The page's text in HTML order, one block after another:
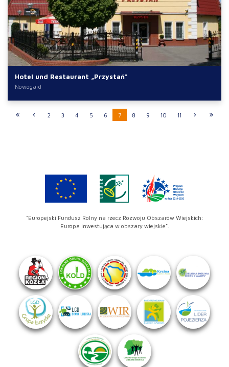
Hotel und Restaurant „Przystań"
Nowogard
2 3 4 5 6 7 8 9 10 11
"Europejski Fundusz Rolny na rzecz Rozwoju Obszarów Wiejskich:
Europa inwestująca w obszary wiejskie".